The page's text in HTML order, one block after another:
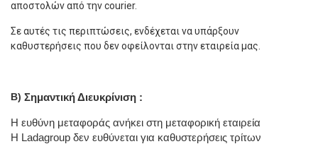
αποστολών από την courier.
Σε αυτές τις περιπτώσεις, ενδέχεται να υπάρξουν
καθυστερήσεις που δεν οφείλονται στην εταιρεία μας.
Β) Σημαντική Διευκρίνιση :
Η ευθύνη μεταφοράς ανήκει στη μεταφορική εταιρεία
Η Ladagroup δεν ευθύνεται για καθυστερήσεις τρίτων